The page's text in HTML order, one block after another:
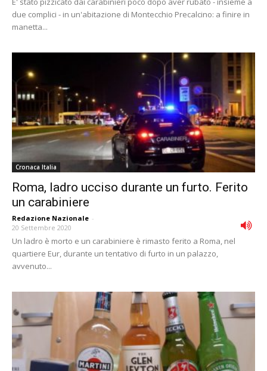
due complici - in un'abitazione di Montecchio Precalcino: a finire in
manetta...
Cronaca Italia
Roma, ladro ucciso durante un furto. Ferito
un carabiniere
Redazione Nazionale -
20 Settembre 2020
Un ladro è morto e un carabiniere è rimasto ferito a Roma, nel
quartiere Eur, durante un tentativo di furto in un palazzo,
avvenuto...